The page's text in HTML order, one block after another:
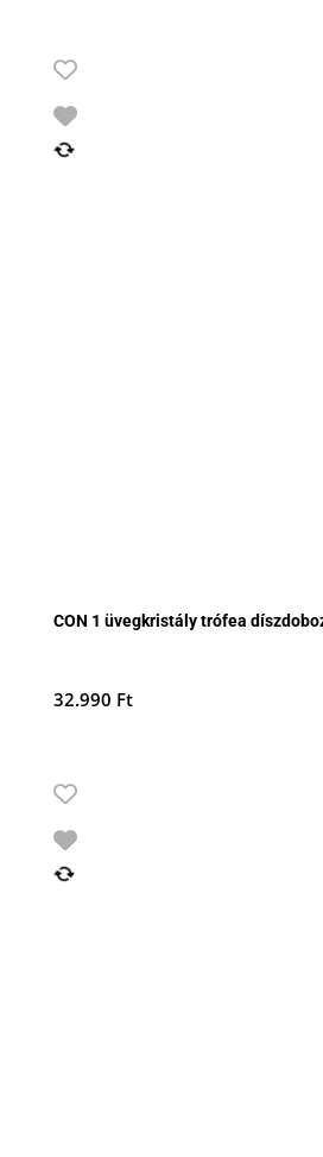
CON 1 üvegkristály trófea
32.990 Ft